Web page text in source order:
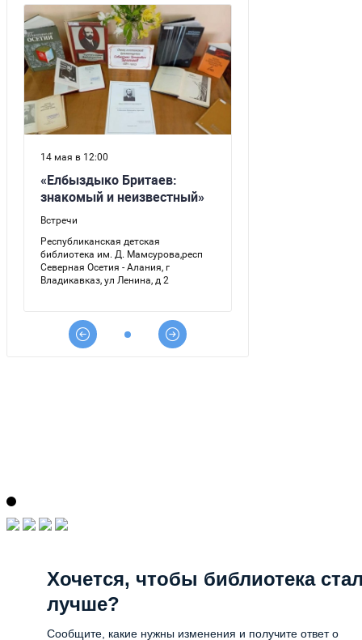
Хочется, чтобы библиотека
лучше?
Сообщите, какие нужны изменения и получите ответ о